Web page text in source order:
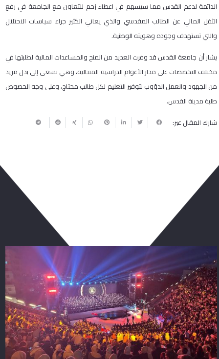
الدائمة لدعم القدس مما سيسهم في اعطاء زخم للتعاون مع الجامعة في رفع
الثقل المالي عن الطالب المقدسي والذي يعاني الكثير جراء سياسات الاحتلال
والتي تستهدف وجوده وهويته الوطنية.
يشار أن جامعة القدس قد وفرت العديد من المنح والمساعدات المالية لطلبتها في
مختلف التخصصات على مدار الأعوام الدراسية المتتالية، وهي تسعى إلى بذل مزيد
من الجهود والعمل الدؤوب لتوفير التعليم لكل طالب محتاج، وعلى وجه الخصوص
طلبة مدينة القدس.
شارك المقال عبر: